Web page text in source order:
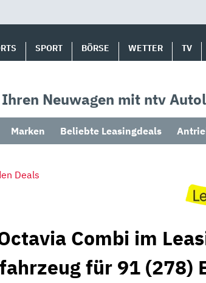
SPORT BÖRSE WETTER TV
Neuwagen mit ntv
Marken Beliebte Leasingdeals
Deals
Combi im
für 91 (278)